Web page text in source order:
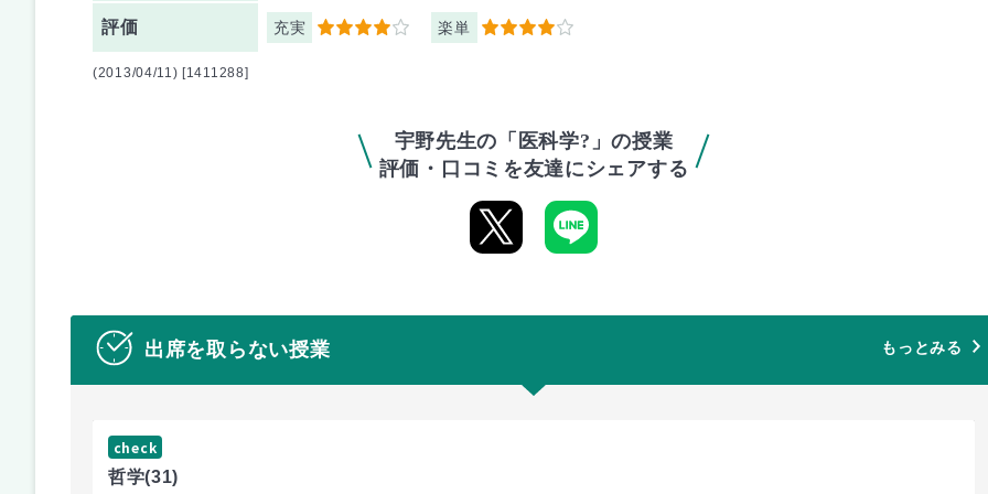
評価 充実 4 楽単 4
(2013/04/11) [1411288]
宇野先生の「医科学?」の授業
評価・口コミを友達にシェアする
出席を取らない授業 もっとみる
check
哲学(31)